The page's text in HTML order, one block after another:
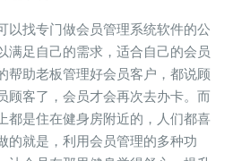
以找专门做会员管理系统软件的公
满足自己的需求，适合自己的会员
帮助老板管理好会员客户，都说顾
顾客了，会员才会再次去办卡。而
都是住在健身房附近的，人们都喜
的就是，利用会员管理的多种功